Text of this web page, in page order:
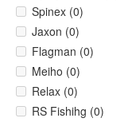
Spinex (0)
Jaxon (0)
Flagman (0)
Meiho (0)
Relax (0)
RS Fishihg (0)